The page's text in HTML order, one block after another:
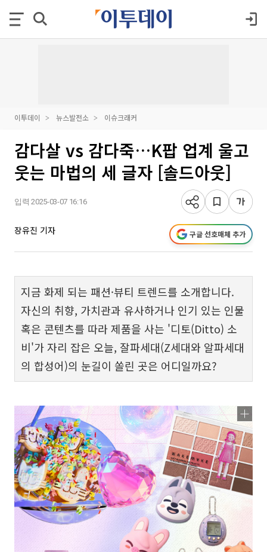
이투데이 뉴스발전소 이슈크래커
감다살 vs 감다죽…K팝 업계 울고
웃는 마법의 세 글자 [솔드아웃]
입력 2025-03-07 16:16
장유진 기자 구글 선호매체 추가
지금 화제 되는 패션·뷰티 트렌드를 소개합니다.
자신의 취향, 가치관과 유사하거나 인기 있는 인물
혹은 콘텐츠를 따라 제품을 사는 '디토(Ditto) 소
비'가 자리 잡은 오늘, 잘파세대(Z세대와 알파세대
의 합성어)의 눈길이 쏠린 곳은 어디일까요?